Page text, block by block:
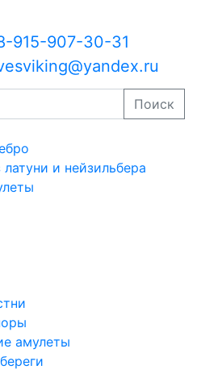
915-907-30-31
Поиск
и нейзильбера
амулеты